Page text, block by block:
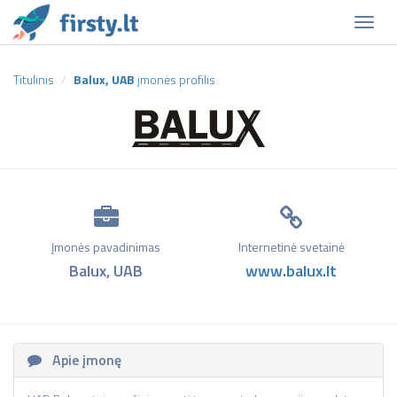
Titulinis Balux, UAB įmonės profilis
Įmonės pavadinimas
Balux, UAB
Internetinė svetainė
www.balux.lt
Apie įmonę